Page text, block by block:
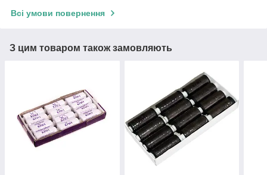
Всі умови повернення
З цим товаром також замовляють